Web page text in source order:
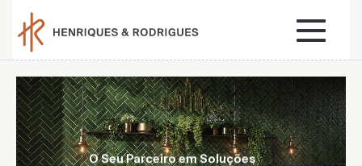
O Seu Parceiro em Soluções